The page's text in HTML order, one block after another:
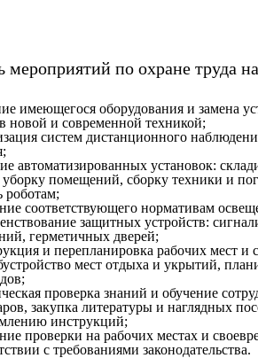
мероприятий по охране труда
имеющегося оборудования и замена
новой и современной техникой;
систем дистанционного
автоматизированных установок:
уборку помещений, сборку техники и
роботам;
соответствующего нормативам
защитных устройств:
герметичных дверей;
и перепланировка рабочих мест
мест отдыха и укрытий,
проверка знаний и обучение
закупка литературы и наглядных
инструкций;
проверки на рабочих местах и
с требованиями законодательства.